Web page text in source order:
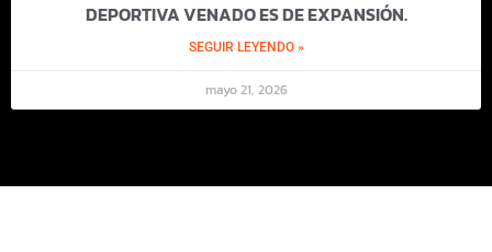
DEPORTIVA VENADO ES DE EXPANSIÓN.
SEGUIR LEYENDO »
mayo 21, 2026